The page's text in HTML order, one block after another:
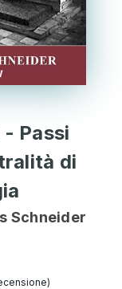
Passi
di
Schneider